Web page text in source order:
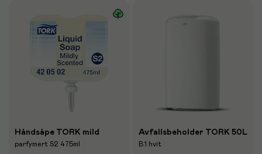
Håndsåpe TORK mild
parfymert S2 475ml
Avfallsbeholder TORK 50L
B1 hvit